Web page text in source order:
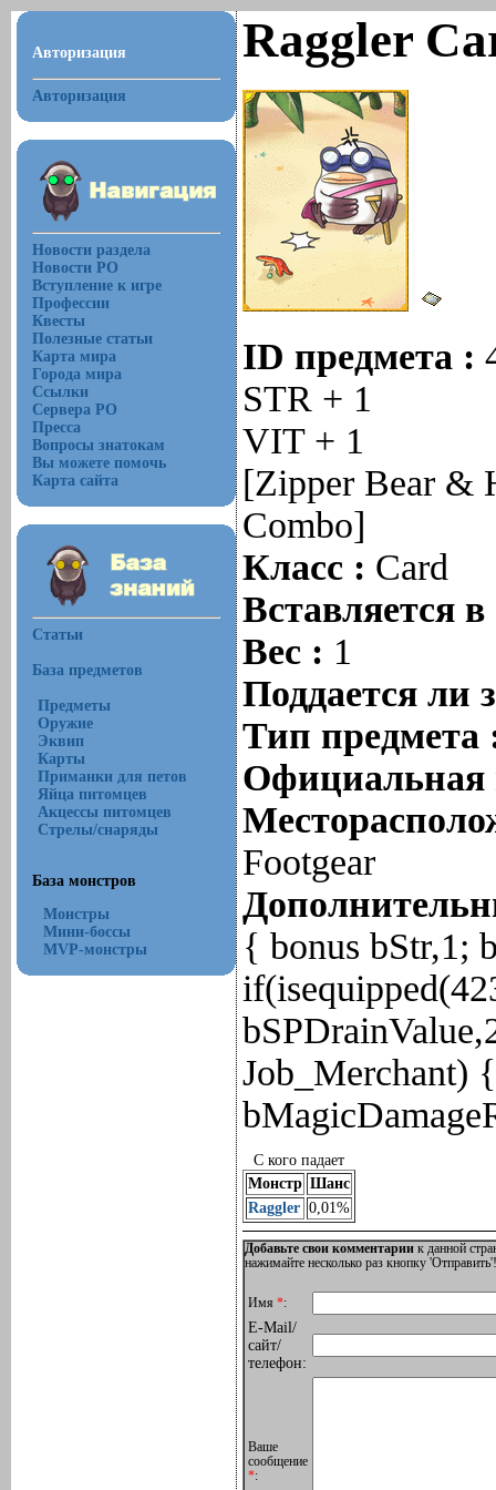
Авторизация
Авторизация
Новости раздела
Новости РО
Вступление к игре
Профессии
Квесты
Полезные статьи
Карта мира
Города мира
Ссылки
Сервера РО
Пресса
Вопросы знатокам
Вы можете помочь
Карта сайта
Статьи
База предметов
Предметы
Оружие
Эквип
Карты
Приманки для петов
Яйца питомцев
Акцессы питомцев
Стрелы/снаряды
База монстров
Монстры
Мини-боссы
MVP-монстры
Raggler
ID предмета :
STR + 1
VIT + 1
[Zipper Bear &
Combo]
Класс : Card
Вставляется
Вес : 1
Поддается ли
Тип
Footgear
{ bonus bStr,1;
Job_Merchant)
С кого падает
Монстр Шанс
Raggler 0,01%
Добавьте свои комментарии к данной
нажимайте несколько раз кнопку
Имя*:
E-Mail/
сайт/
телефон:
Ваше
сообщение
*: